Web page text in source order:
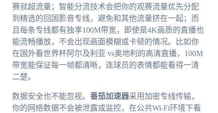
赛就超流量；智能分流技术会把你的观赛流量优先分配
到精选的回国影音专线，避免和其他流量挤在一起；而
且每条专线都有独享100M带宽，即使是4K画质的直播也
能流畅播放，不会出现画面模糊或卡顿的情况。比如你
在国外看世界杯阿尔及利亚 vs奥地利的高清直播，100M
带宽能保证每一帧都清晰，连球员的表情都能看得一清
二楚。
数据安全也不能忽视。 番茄加速器采用加密专线传输，
你的网络数据不会被泄露或监控，在公共Wi-Fi环境下看